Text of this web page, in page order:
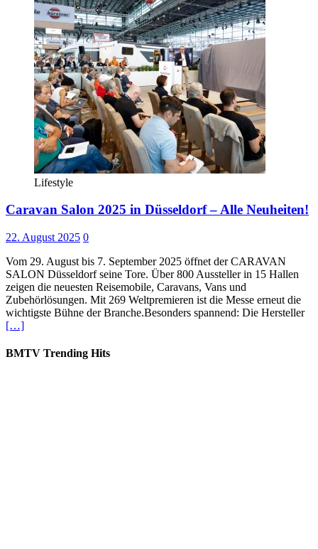
Lifestyle
Caravan Salon 2025 in Düsseldorf – Alle Neuheiten!
22. August 2025 0
Vom 29. August bis 7. September 2025 öffnet der CARAVAN
SALON Düsseldorf seine Tore. Über 800 Aussteller in 15 Hallen
zeigen die neuesten Reisemobile, Caravans, Vans und
Zubehörlösungen. Mit 269 Weltpremieren ist die Messe erneut die
wichtigste Bühne der Branche.Besonders spannend: Die Hersteller
[…]
BMTV Trending Hits